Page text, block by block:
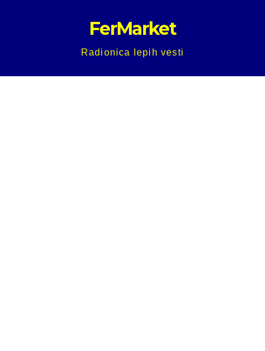
FerMarket
Radionica lepih vesti